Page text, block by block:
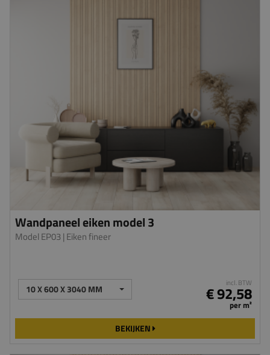
Wandpaneel eiken model 3
Model EP03 | Eiken fineer
10 X 600 X 3040 MM incl. BTW
€ 92,58
per m²
BEKIJKEN